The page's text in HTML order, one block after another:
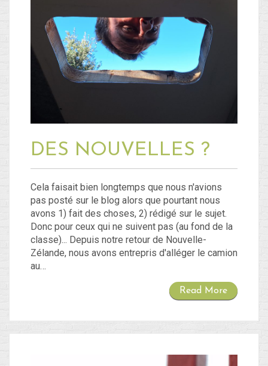
Blog
Non classé
Flux des commentaires
Site de WordPress-FR
DES NOUVELLES ?
Cela faisait bien longtemps que nous n'avions
pas posté sur le blog alors que pourtant nous
avons 1) fait des choses, 2) rédigé sur le sujet.
Donc pour ceux qui ne suivent pas (au fond de la
classe)... Depuis notre retour de Nouvelle-
Zélande, nous avons entrepris d'alléger le camion
au…
Read More